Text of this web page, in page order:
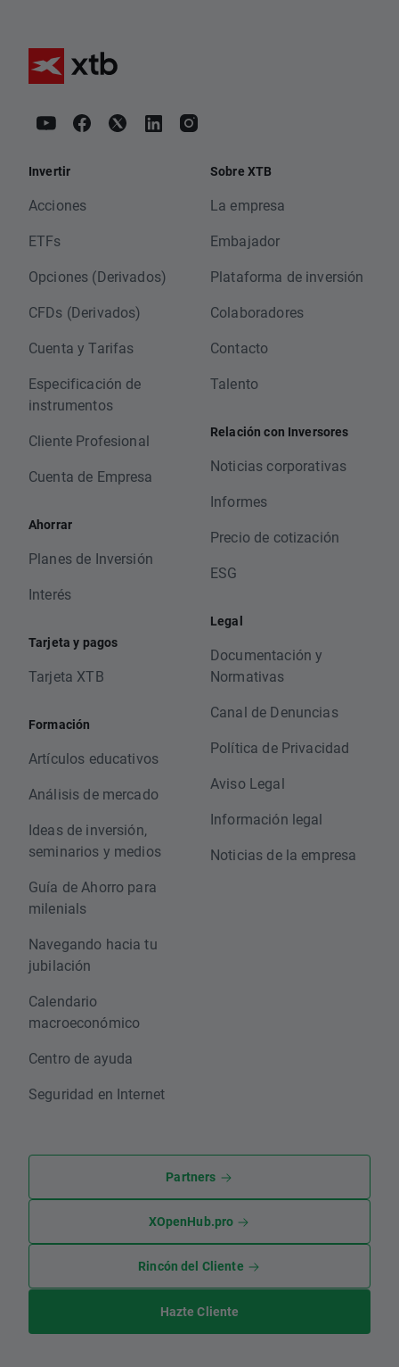
Invertir
Acciones
ETFs
Opciones (Derivados)
CFDs (Derivados)
Cuenta y Tarifas
Especificación de
instrumentos
Cliente Profesional
Cuenta de Empresa
Ahorrar
Planes de Inversión
Interés
Tarjeta y pagos
Tarjeta XTB
Formación
Artículos educativos
Análisis de mercado
Ideas de inversión,
seminarios y medios
Guía de Ahorro para
milenials
Navegando hacia tu
jubilación
Calendario
macroeconómico
Centro de ayuda
Seguridad en Internet
Sobre XTB
La empresa
Embajador
Plataforma de inversión
Colaboradores
Contacto
Talento
Relación con Inversores
Noticias corporativas
Informes
Precio de cotización
ESG
Legal
Documentación y
Normativas
Canal de Denuncias
Política de Privacidad
Aviso Legal
Información legal
Noticias de la empresa
Partners
XOpenHub.pro
Rincón del Cliente
Hazte Cliente